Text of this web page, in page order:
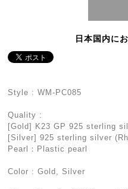
日本国内に
Style : WM-PC085
Quality :
[Gold] K23 GP 925 sterling
[Silver] 925 sterling silver
Pearl：Plastic pearl
Color : Gold, Silver